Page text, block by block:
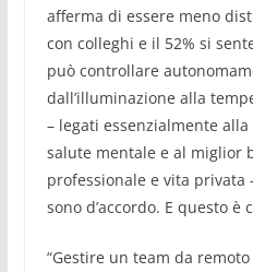
afferma di essere meno
con colleghi e il 52% si
può controllare
dall’illuminazione alla
– legati essenzialmente
salute mentale e al miglior
professionale e vita privata
sono d’accordo. E questo
“Gestire un team da